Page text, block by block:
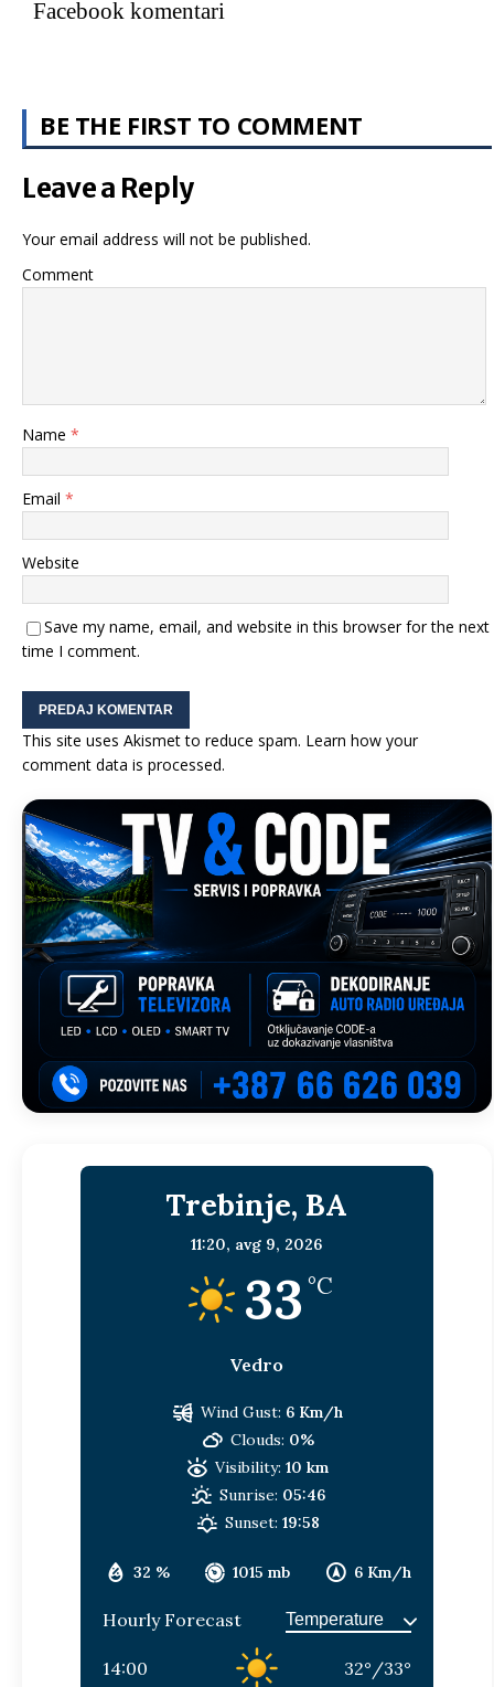
Facebook komentari
BE THE FIRST TO COMMENT
Leave a Reply
Your email address will not be published.
Comment
Name *
Email *
Website
Save my name, email, and website in this browser for the next
time I comment.
This site uses Akismet to reduce spam. Learn how your
comment data is processed.
Trebinje, BA
11:20, avg 9, 2026
33 °C
Vedro
32 % 1015 mb 6 Km/h
Wind Gust: 6 Km/h
Clouds: 0%
Visibility: 10 km
Sunrise: 05:46
Sunset: 19:58
Hourly Forecast
14:00 32° /33°